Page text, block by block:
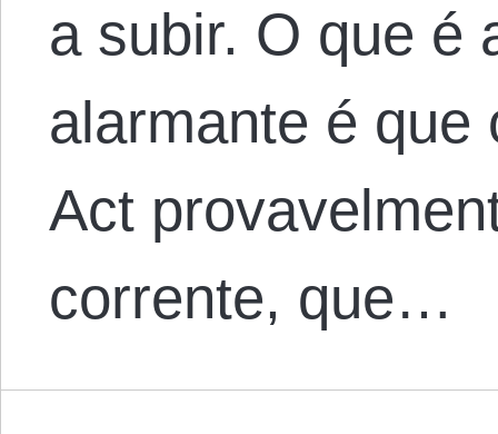
a subir. O que é
alarmante é que
Act
corrente, que…